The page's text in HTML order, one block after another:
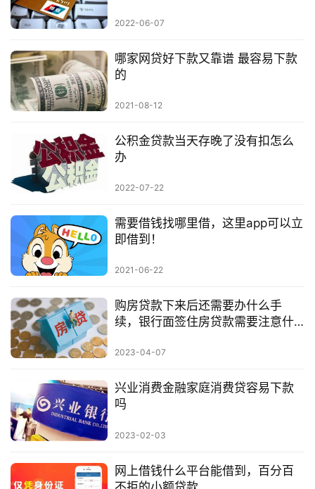
2022-06-07
哪家网贷好下款又靠谱 最容易下款
的
2021-08-12
公积金贷款当天存晚了没有扣怎么
办
2022-07-22
需要借钱找哪里借，这里app可以立
即借到！
2021-06-22
购房贷款下来后还需要办什么手
续，银行面签住房贷款需要注意什
2023-04-07
兴业消费金融家庭消费贷容易下款
吗
2023-02-03
网上借钱什么平台能借到，百分百